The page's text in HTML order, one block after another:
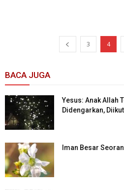
3 4
BACA JUGA
Yesus: Anak Allah
Didengarkan,
Iman Besar